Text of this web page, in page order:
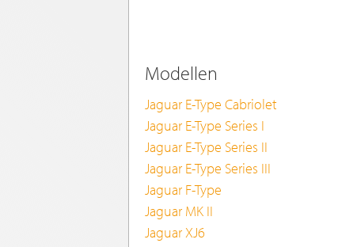
Modellen
Jaguar E-Type Cabriolet
Jaguar E-Type Series I
Jaguar E-Type Series II
Jaguar E-Type Series III
Jaguar F-Type
Jaguar MK II
Jaguar XJ6